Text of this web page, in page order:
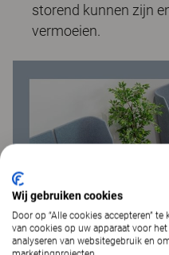
storend kunnen zijn
vermoeien.
Wij gebruiken cookies
Door op “Alle cookies accepteren”
van cookies op uw apparaat voor
analyseren van websitegebruik en